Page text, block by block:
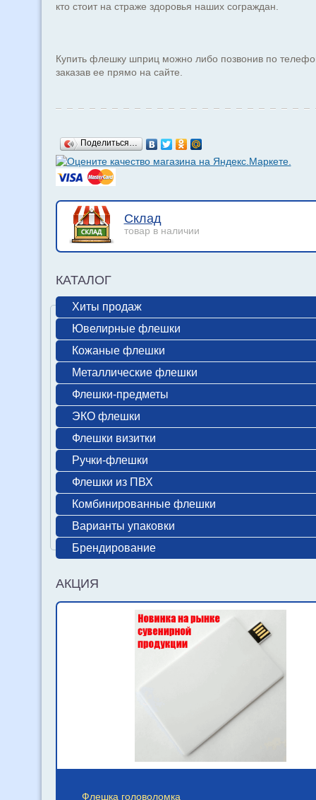
кто стоит на страже здоровья наших сограждан.
Купить флешку шприц можно либо позвонив по
заказав ее прямо на сайте.
Поделиться…
Склад
товар в наличии
КАТАЛОГ
Хиты продаж
Ювелирные флешки
Кожаные флешки
Металлические флешки
Флешки-предметы
ЭКО флешки
Флешки визитки
Ручки-флешки
Флешки из ПВХ
Комбинированные флешки
Варианты упаковки
Брендирование
АКЦИЯ
Флешка головоломка